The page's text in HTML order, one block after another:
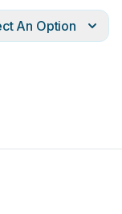
An Option